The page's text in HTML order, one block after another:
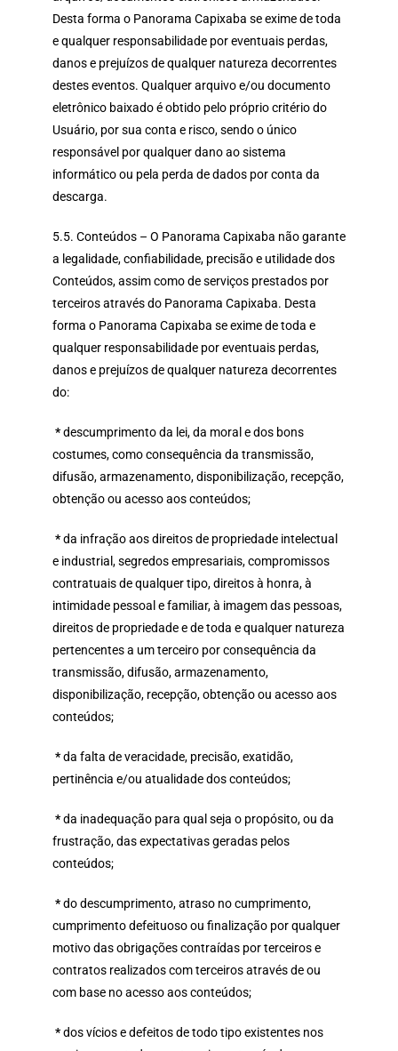
Desta forma o Panorama Capixaba se exime de toda
e qualquer responsabilidade por eventuais perdas,
danos e prejuízos de qualquer natureza decorrentes
destes eventos. Qualquer arquivo e/ou documento
eletrônico baixado é obtido pelo próprio critério do
Usuário, por sua conta e risco, sendo o único
responsável por qualquer dano ao sistema
informático ou pela perda de dados por conta da
descarga.
5.5. Conteúdos – O Panorama Capixaba não garante
a legalidade, confiabilidade, precisão e utilidade dos
Conteúdos, assim como de serviços prestados por
terceiros através do Panorama Capixaba. Desta
forma o Panorama Capixaba se exime de toda e
qualquer responsabilidade por eventuais perdas,
danos e prejuízos de qualquer natureza decorrentes
do:
*descumprimento da lei, da moral e dos bons
costumes, como consequência da transmissão,
difusão, armazenamento, disponibilização, recepção,
obtenção ou acesso aos conteúdos;
*da infração aos direitos de propriedade intelectual
e industrial, segredos empresariais, compromissos
contratuais de qualquer tipo, direitos à honra, à
intimidade pessoal e familiar, à imagem das pessoas,
direitos de propriedade e de toda e qualquer natureza
pertencentes a um terceiro por consequência da
transmissão, difusão, armazenamento,
disponibilização, recepção, obtenção ou acesso aos
conteúdos;
*da falta de veracidade, precisão, exatidão,
pertinência e/ou atualidade dos conteúdos;
*da inadequação para qual seja o propósito, ou da
frustração, das expectativas geradas pelos
conteúdos;
*do descumprimento, atraso no cumprimento,
cumprimento defeituoso ou finalização por qualquer
motivo das obrigações contraídas por terceiros e
contratos realizados com terceiros através de ou
com base no acesso aos conteúdos;
*dos vícios e defeitos de todo tipo existentes nos